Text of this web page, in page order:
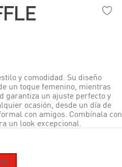
y comodidad. Su diseño
un toque femenino, mientras
garantiza un ajuste perfecto y
ocasión, desde un día de
con amigos. Combínala con
un look excepcional.
12